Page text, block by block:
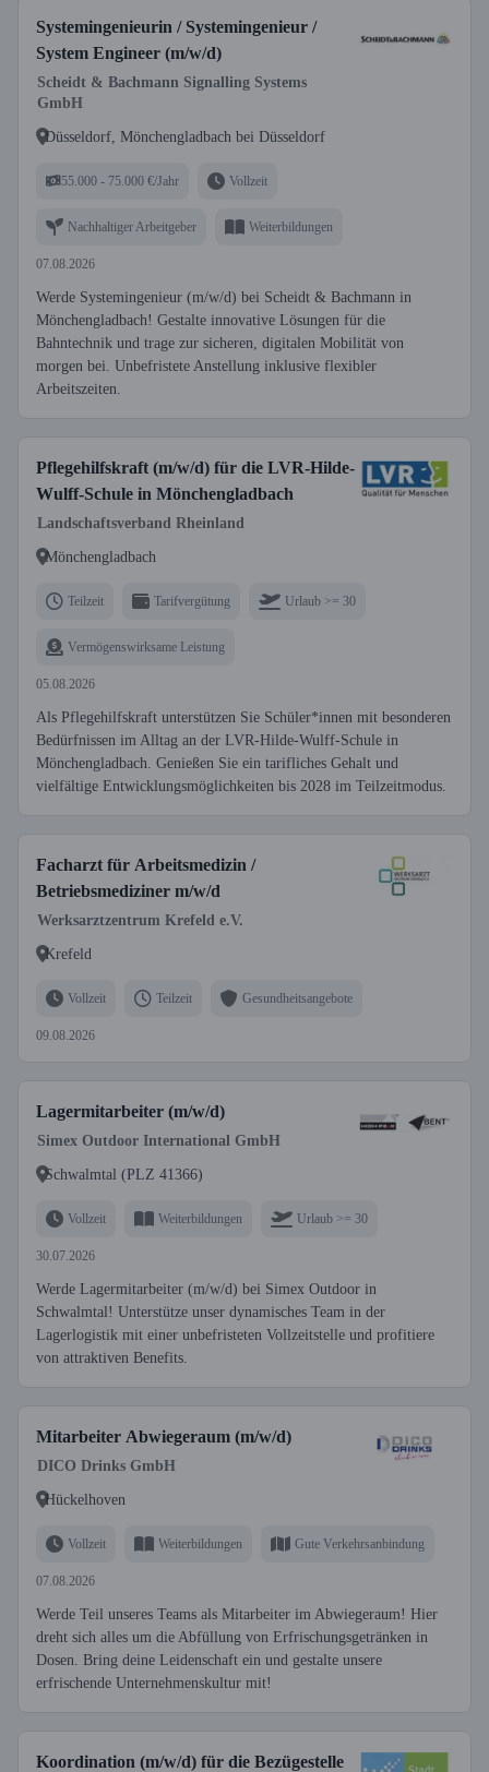
Systemingenieurin / Systemingenieur /
System Engineer (m/w/d)
Scheidt & Bachmann Signalling Systems
GmbH
Düsseldorf, Mönchengladbach bei Düsseldorf
55.000 - 75.000 €/Jahr Vollzeit
Nachhaltiger Arbeitgeber Weiterbildungen
07.08.2026
Werde Systemingenieur (m/w/d) bei Scheidt & Bachmann in
Mönchengladbach! Gestalte innovative Lösungen für die
Bahntechnik und trage zur sicheren, digitalen Mobilität von
morgen bei. Unbefristete Anstellung inklusive flexibler
Arbeitszeiten.
Pflegehilfskraft (m/w/d) für die LVR-Hilde-
Wulff-Schule in Mönchengladbach
Landschaftsverband Rheinland
Mönchengladbach
Teilzeit Tarifvergütung Urlaub >= 30
Vermögenswirksame Leistung
05.08.2026
Als Pflegehilfskraft unterstützen Sie Schüler*innen mit besonderen
Bedürfnissen im Alltag an der LVR-Hilde-Wulff-Schule in
Mönchengladbach. Genießen Sie ein tarifliches Gehalt und
vielfältige Entwicklungsmöglichkeiten bis 2028 im Teilzeitmodus.
Facharzt für Arbeitsmedizin /
Betriebsmediziner m/w/d
Werksarztzentrum Krefeld e.V.
Krefeld
Vollzeit Teilzeit Gesundheitsangebote
09.08.2026
Lagermitarbeiter (m/w/d)
Simex Outdoor International GmbH
Schwalmtal (PLZ 41366)
Vollzeit Weiterbildungen Urlaub >= 30
30.07.2026
Werde Lagermitarbeiter (m/w/d) bei Simex Outdoor in
Schwalmtal! Unterstütze unser dynamisches Team in der
Lagerlogistik mit einer unbefristeten Vollzeitstelle und profitiere
von attraktiven Benefits.
Mitarbeiter Abwiegeraum (m/w/d)
DICO Drinks GmbH
Hückelhoven
Vollzeit Weiterbildungen Gute Verkehrsanbindung
07.08.2026
Werde Teil unseres Teams als Mitarbeiter im Abwiegeraum! Hier
dreht sich alles um die Abfüllung von Erfrischungsgetränken in
Dosen. Bring deine Leidenschaft ein und gestalte unsere
erfrischende Unternehmenskultur mit!
Koordination (m/w/d) für die Bezügestelle